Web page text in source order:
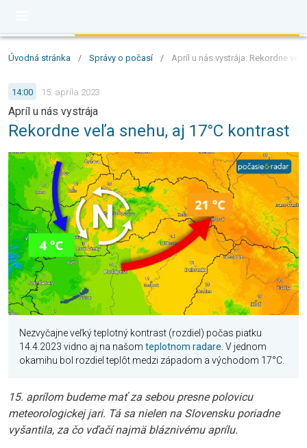
Úvodná stránka / Správy o počasí / Apríl u nás vystrája: Rekordne
14:00 15. apríla 2023
Apríl u nás vystrája
Rekordne veľa snehu, aj 17°C kontrast
Nezvyčajne veľký teplotný kontrast (rozdiel) počas piatku
14.4.2023 vidno aj na našom teplotnom radare . V jednom
okamihu bol rozdiel teplôt medzi západom a východom 17°C.
15. aprílom budeme mať za sebou presne polovicu
meteorologickej jari. Tá sa nielen na Slovensku poriadne
vyšantila, za čo vďačí najmä bláznivému aprílu.